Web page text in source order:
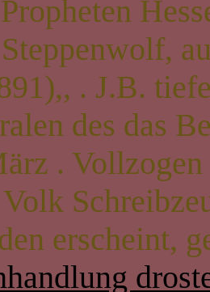
. J.B.
des das
.
erscheint,